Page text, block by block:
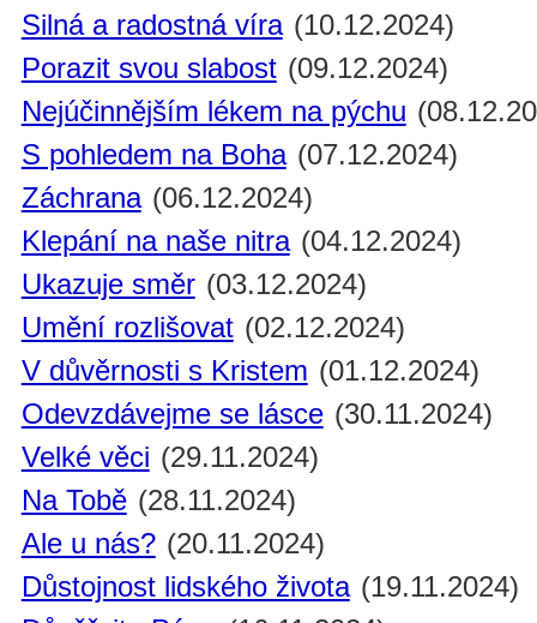
Silná a radostná víra (10.12.2024)
Porazit svou slabost (09.12.2024)
Nejúčinnějším lékem na pýchu
S pohledem na Boha (07.12.2024)
Záchrana (06.12.2024)
Klepání na naše nitra (04.12.2024)
Ukazuje směr (03.12.2024)
Umění rozlišovat (02.12.2024)
V důvěrnosti s Kristem (01.12.2024)
Odevzdávejme se lásce (30.11.2024)
Velké věci (29.11.2024)
Na Tobě (28.11.2024)
Ale u nás? (20.11.2024)
Důstojnost lidského života (19.11.2024)